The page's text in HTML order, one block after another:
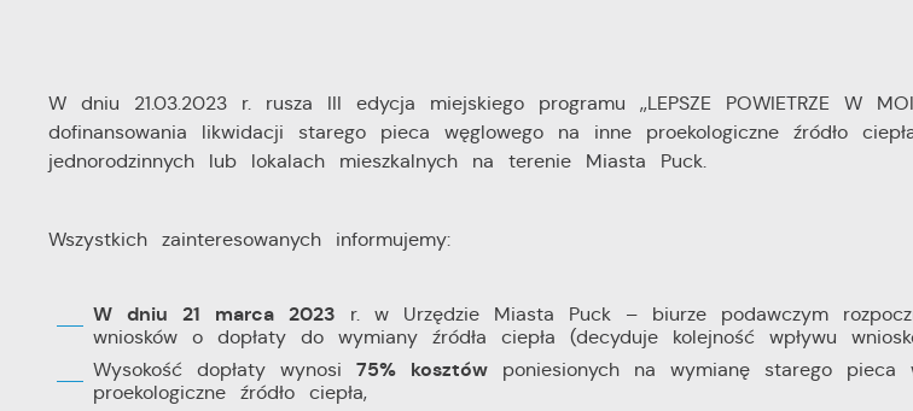
W dniu 21.03.2023 r. rusza III edycja miejskiego programu ,,LEPSZE POWIETRZE W
dofinansowania likwidacji starego pieca węglowego na inne proekologiczne źródło
jednorodzinnych lub lokalach mieszkalnych na terenie Miasta Puck.
Wszystkich zainteresowanych informujemy:
W dniu 21 marca 2023 r. w Urzędzie Miasta Puck – biurze podawczym
wniosków o dopłaty do wymiany źródła ciepła (decyduje kolejność wpływu
Wysokość dopłaty wynosi 75% kosztówponiesionych na wymianę starego pieca
proekologiczne źródło ciepła,